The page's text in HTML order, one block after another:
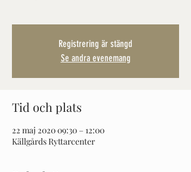
Registrering är stängd
Se andra evenemang
Tid och plats
22 maj 2020 09:30 – 12:00
Källgårds Ryttarcenter